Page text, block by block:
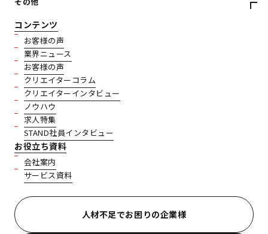
コンテンツ
お客様の声
業界ニュース
お客様の声
クリエイターコラム
クリエイターインタビュー
ノウハウ
求人特集
STAND社員インタビュー
お役立ち資料
会社案内
サービス資料
人材不足でお困りの企業様